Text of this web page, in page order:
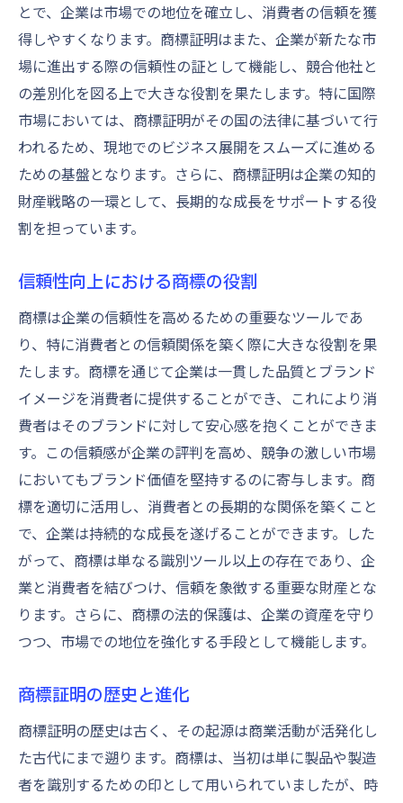
商標の権利侵害防止のための方策
法的保護が商標に与える安心感
知的財産権としての商標の位置付け
商標によるブランド一貫性の確保と信頼性向上
商標がブランドメッセージを統一する
商標を通じたブランドの一貫性維持
消費者信頼を築く商標の役割
商標が企業ブランディングに与える効果
信頼されるブランドを作る商標の活用
信頼される商標を設定するための実践的ガイド
商標選定のポイントと注意点
効果的な商標デザインの作り方
商標価値を高めるための戦略
知名度を上げる商標の管理方法
商標に込めるメッセージの重要性
商標を通じた企業の信頼構築
商標証明が企業の市場競争力を強化する理由
商標が市場シェア拡大に貢献する仕組み
商標証明を通じた競争優位性の確立
市場での差別化を図る商標の力
競争力を高める商標戦略の展開
商標証明が企業成長を後押しする理由
とで、企業は市場での地位を確立し、消費者の信頼を獲
得しやすくなります。商標証明はまた、企業が新たな市
場に進出する際の信頼性の証として機能し、競合他社と
の差別化を図る上で大きな役割を果たします。特に国際
市場においては、商標証明がその国の法律に基づいて行
われるため、現地でのビジネス展開をスムーズに進める
ための基盤となります。さらに、商標証明は企業の知的
財産戦略の一環として、長期的な成長をサポートする役
割を担っています。
信頼性向上における商標の役割
商標は企業の信頼性を高めるための重要なツールであ
り、特に消費者との信頼関係を築く際に大きな役割を果
たします。商標を通じて企業は一貫した品質とブランド
イメージを消費者に提供することができ、これにより消
費者はそのブランドに対して安心感を抱くことができま
す。この信頼感が企業の評判を高め、競争の激しい市場
においてもブランド価値を堅持するのに寄与します。商
標を適切に活用し、消費者との長期的な関係を築くこと
で、企業は持続的な成長を遂げることができます。した
がって、商標は単なる識別ツール以上の存在であり、企
業と消費者を結びつけ、信頼を象徴する重要な財産とな
ります。さらに、商標の法的保護は、企業の資産を守り
つつ、市場での地位を強化する手段として機能します。
商標証明の歴史と進化
商標証明の歴史は古く、その起源は商業活動が活発化し
た古代にまで遡ります。商標は、当初は単に製品や製造
者を識別するための印として用いられていましたが、時